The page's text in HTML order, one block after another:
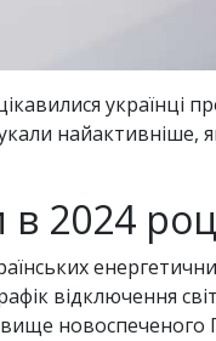
найактивніше,
2024
відключення